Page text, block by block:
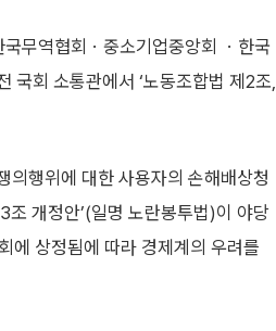
무역협회ㆍ중소기업중앙회 ㆍ한국
국회 소통관에서 ‘노동조합법 제2조,
의행위에 대한 사용자의 손해배상청
개정안’(일명 노란봉투법)이 야당
에 상정됨에 따라 경제계의 우려를